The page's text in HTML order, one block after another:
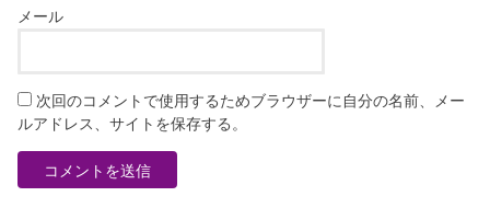
メール
次回のコメントで使用するためブラウザーに自分の名前、メー
ルアドレス、サイトを保存する。